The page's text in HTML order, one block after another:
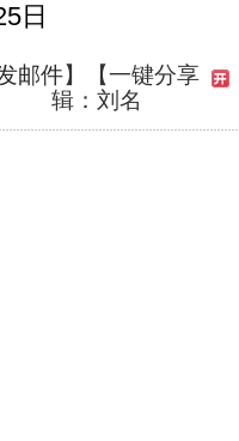
日
邮件】
【一键分享
辑：刘名